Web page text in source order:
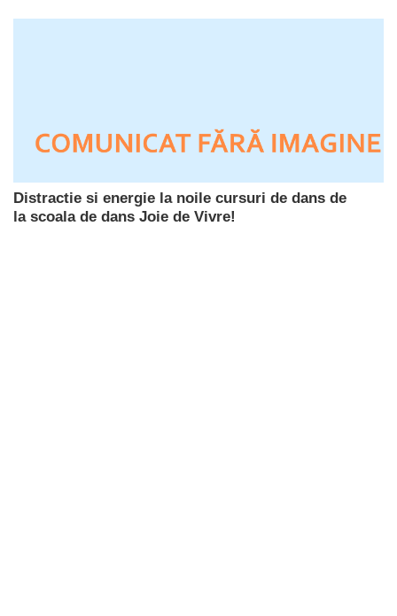
Distractie si energie la noile cursuri de dans de
la scoala de dans Joie de Vivre!